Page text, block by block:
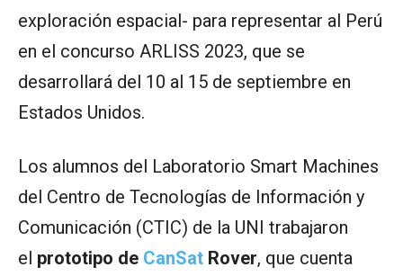
exploración espacial- para representar al Perú
en el concurso ARLISS 2023, que se
desarrollará del 10 al 15 de septiembre en
Estados Unidos.
Los alumnos del Laboratorio Smart Machines
del Centro de Tecnologías de Información y
Comunicación (CTIC) de la UNI trabajaron
el prototipo de CanSat Rover, que cuenta